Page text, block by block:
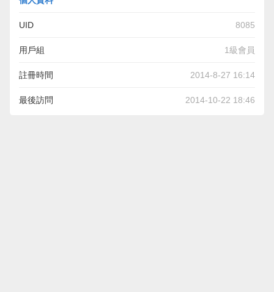
UID 8085
用戶組 1級會員
註冊時間 2014-8-27 16:14
最後訪問 2014-10-22 18:46